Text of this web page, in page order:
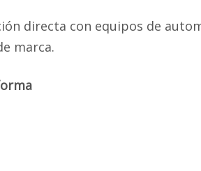
directa con equipos de
marca.